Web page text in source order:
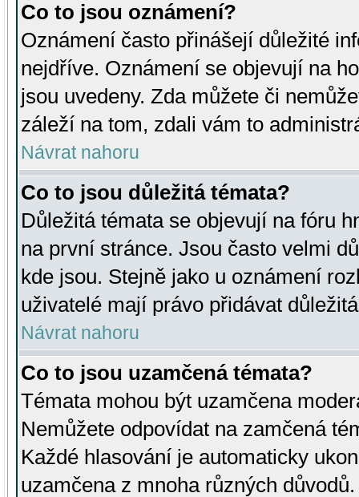
Co to jsou oznámení?
Oznámení často přinášejí důležité
nejdříve. Oznámení se objevují na
jsou uvedeny. Zda můžete či
záleží na tom, zdali vám to
Návrat nahoru
Co to jsou důležitá témata?
Důležitá témata se objevují na fóru
na první stránce. Jsou často velmi
kde jsou. Stejně jako u oznámení
uživatelé mají právo přidávat
Návrat nahoru
Co to jsou uzamčená témata?
Témata mohou být uzamčena
Nemůžete odpovídat na zamčená
Každé hlasování je automaticky
uzamčena z mnoha různých důvodů.